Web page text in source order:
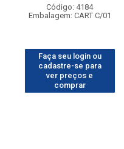
Código: 4184
Embalagem: CART C/01
Faça seu login ou
cadastre-se para
ver preços e
comprar